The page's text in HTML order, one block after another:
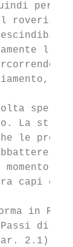
per
il
al
strada
le
capi e
in
di
2.1),